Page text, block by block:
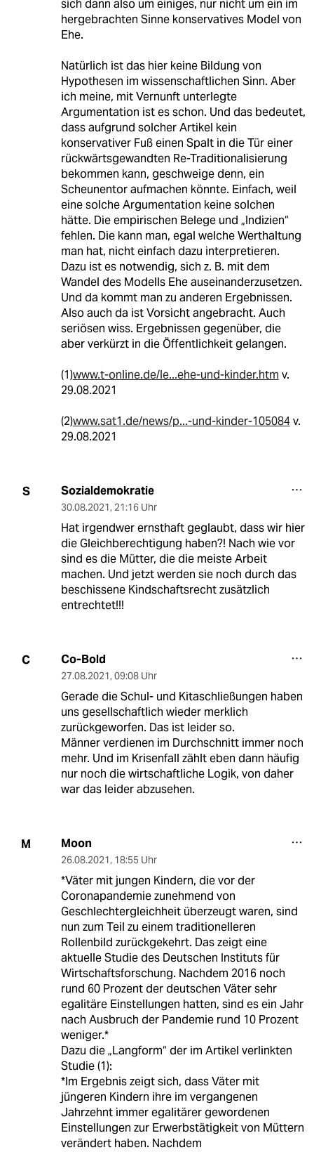
sich dann also um einiges, nur nicht um ein im
hergebrachten Sinne konservatives Model von
Ehe.
Natürlich ist das hier keine Bildung von
Hypothesen im wissenschaftlichen Sinn. Aber
ich meine, mit Vernunft unterlegte
Argumentation ist es schon. Und das bedeutet,
dass aufgrund solcher Artikel kein
konservativer Fuß einen Spalt in die Tür einer
rückwärtsgewandten Re-Traditionalisierung
bekommen kann, geschweige denn, ein
Scheunentor aufmachen könnte. Einfach, weil
eine solche Argumentation keine solchen
hätte. Die empirischen Belege und „Indizien“
fehlen. Die kann man, egal welche Werthaltung
man hat, nicht einfach dazu interpretieren.
Dazu ist es notwendig, sich z. B. mit dem
Wandel des Modells Ehe auseinanderzusetzen.
Und da kommt man zu anderen Ergebnissen.
Also auch da ist Vorsicht angebracht. Auch
seriösen wiss. Ergebnissen gegenüber, die
aber verkürzt in die Öffentlichkeit gelangen.
(1)www.t-online.de/le...ehe-und-kinder.htm v.
29.08.2021
(2)www.sat1.de/news/p...-und-kinder-105084v.
29.08.2021
S Sozialdemokratie
30.08.2021, 21:16 Uhr
Hat irgendwer ernsthaft geglaubt, dass wir hier
die Gleichberechtigung haben?! Nach wie vor
sind es die Mütter, die die meiste Arbeit
machen. Und jetzt werden sie noch durch das
beschissene Kindschaftsrecht zusätzlich
entrechtet!!!
C Co-Bold
27.08.2021, 09:08 Uhr
Gerade die Schul- und Kitaschließungen haben
uns gesellschaftlich wieder merklich
zurückgeworfen. Das ist leider so.
Männer verdienen im Durchschnitt immer noch
mehr. Und im Krisenfall zählt eben dann häufig
nur noch die wirtschaftliche Logik, von daher
war das leider abzusehen.
M Moon
26.08.2021, 18:55 Uhr
*Väter mit jungen Kindern, die vor der
Coronapandemie zunehmend von
Geschlechtergleichheit überzeugt waren, sind
nun zum Teil zu einem traditionelleren
Rollenbild zurückgekehrt. Das zeigt eine
aktuelle Studie des Deutschen Instituts für
Wirtschaftsforschung. Nachdem 2016 noch
rund 60 Prozent der deutschen Väter sehr
egalitäre Einstellungen hatten, sind es ein Jahr
nach Ausbruch der Pandemie rund 10 Prozent
weniger.*
Dazu die „Langform“ der im Artikel verlinkten
Studie (1):
*Im Ergebnis zeigt sich, dass Väter mit
jüngeren Kindern ihre im vergangenen
Jahrzehnt immer egalitärer gewordenen
Einstellungen zur Erwerbstätigkeit von Müttern
verändert haben. Nachdem